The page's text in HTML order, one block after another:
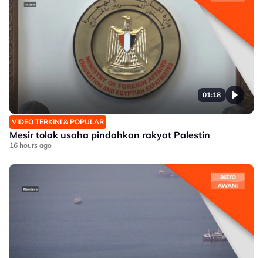
01:18
VIDEO TERKINI & POPULAR
Mesir tolak usaha pindahkan rakyat Palestin
16 hours ago